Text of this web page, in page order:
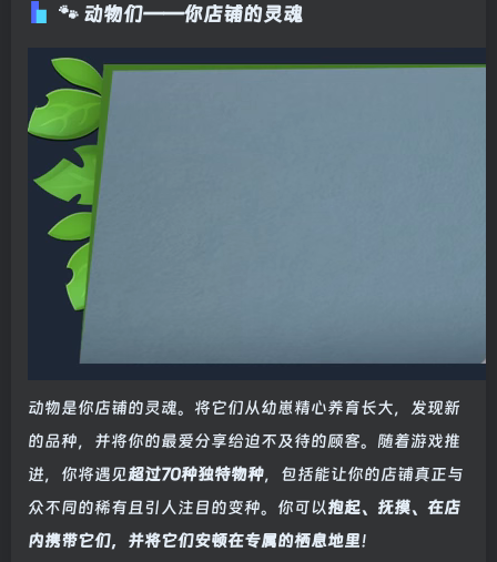
🐾 动物们——你店铺的灵魂
动物是你店铺的灵魂。将它们从幼崽精心养育长大，发现新
的品种，并将你的最爱分享给迫不及待的顾客。随着游戏推
进，你将遇见超过70种独特物种，包括能让你的店铺真正与
众不同的稀有且引人注目的变种。你可以抱起、抚摸、在店
内携带它们，并将它们安顿在专属的栖息地里！